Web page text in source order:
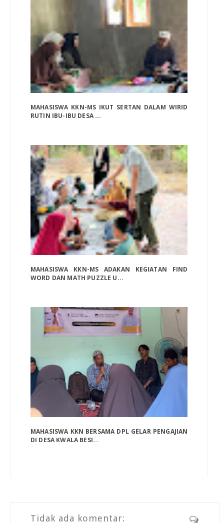
MAHASISWA KKN-MS IKUT SERTAN DALAM WIRID
RUTIN IBU-IBU DESA ...
MAHASISWA KKN-MS ADAKAN KEGIATAN FIND
WORD DAN MATH PUZZLE U...
MAHASISWA KKN BERSAMA DPL GELAR PENGAJIAN
DI DESA KWALA BESI...
Tidak ada komentar: